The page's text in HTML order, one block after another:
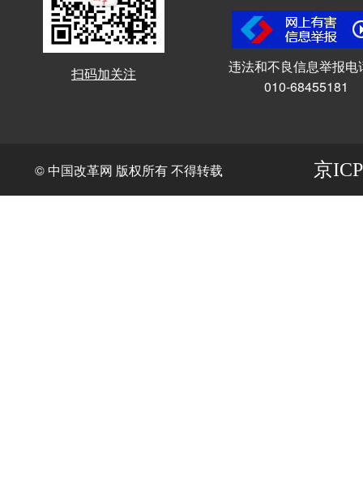
扫码加关注
违法和不良信息举报电
010-68455181
© 中国改革网 版权所有 不得转载 京